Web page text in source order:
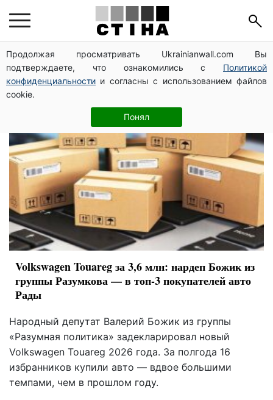
Продолжая просматривать Ukrainianwall.com Вы
подтверждаете, что ознакомились с Политикой
конфиденциальности и согласны с использованием файлов
cookie.
Понял
депутат
Volkswagen Touareg за 3,6 млн: нардеп Божик из
группы Разумкова — в топ-3 покупателей авто
Рады
Народный депутат Валерий Божик из группы
«Разумная политика» задекларировал новый
Volkswagen Touareg 2026 года. За полгода 16
избранников купили авто — вдвое большими
темпами, чем в прошлом году.